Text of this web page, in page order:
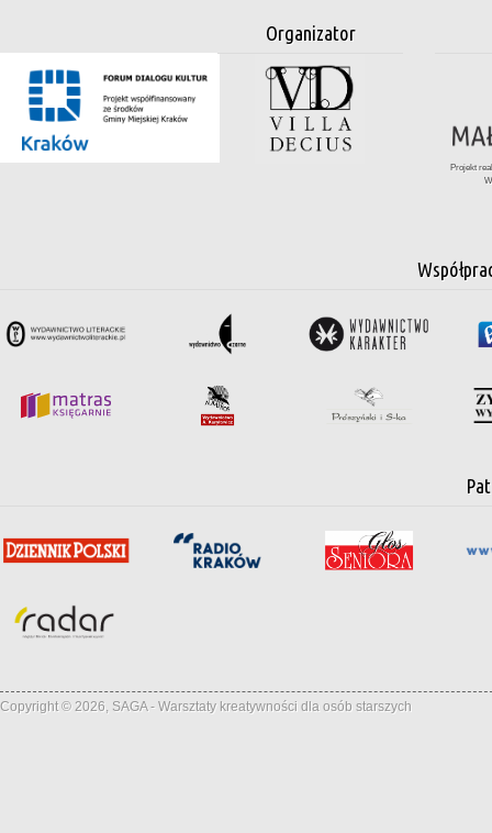
Organizator
Projekt
Copyright © 2026, SAGA - Warsztaty kreatywności dla osób starszych